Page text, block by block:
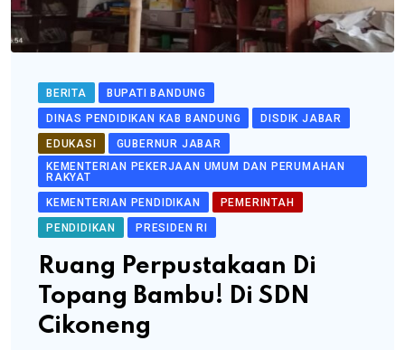
BERITA
BUPATI BANDUNG
DINAS PENDIDIKAN KAB BANDUNG
DISDIK JABAR
EDUKASI
GUBERNUR JABAR
KEMENTERIAN PEKERJAAN UMUM DAN PERUMAHAN
RAKYAT
KEMENTERIAN PENDIDIKAN
PEMERINTAH
PENDIDIKAN
PRESIDEN RI
Ruang Perpustakaan Di
Topang Bambu! Di SDN
Cikoneng